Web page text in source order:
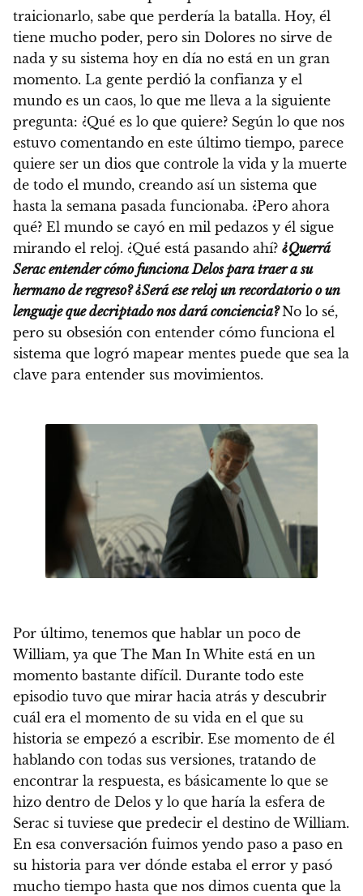
traicionarlo, sabe que perdería la batalla. Hoy, él
tiene mucho poder, pero sin Dolores no sirve de
nada y su sistema hoy en día no está en un gran
momento. La gente perdió la confianza y el
mundo es un caos, lo que me lleva a la siguiente
pregunta: ¿Qué es lo que quiere? Según lo que nos
estuvo comentando en este último tiempo, parece
quiere ser un dios que controle la vida y la muerte
de todo el mundo, creando así un sistema que
hasta la semana pasada funcionaba. ¿Pero ahora
qué? El mundo se cayó en mil pedazos y él sigue
mirando el reloj. ¿Qué está pasando ahí? ¿Querrá
Serac entender cómo funciona Delos para traer a su
hermano de regreso? ¿Será ese reloj un recordatorio o un
lenguaje que decriptado nos dará conciencia? No lo sé,
pero su obsesión con entender cómo funciona el
sistema que logró mapear mentes puede que sea la
clave para entender sus movimientos.
Por último, tenemos que hablar un poco de
William, ya que The Man In White está en un
momento bastante difícil. Durante todo este
episodio tuvo que mirar hacia atrás y descubrir
cuál era el momento de su vida en el que su
historia se empezó a escribir. Ese momento de él
hablando con todas sus versiones, tratando de
encontrar la respuesta, es básicamente lo que se
hizo dentro de Delos y lo que haría la esfera de
Serac si tuviese que predecir el destino de William.
En esa conversación fuimos yendo paso a paso en
su historia para ver dónde estaba el error y pasó
mucho tiempo hasta que nos dimos cuenta que la